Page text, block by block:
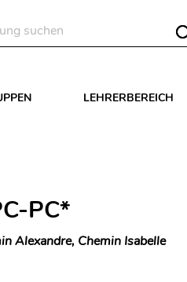
LEHRERBEREICH
PC*
Alexandre, Chemin Isabelle